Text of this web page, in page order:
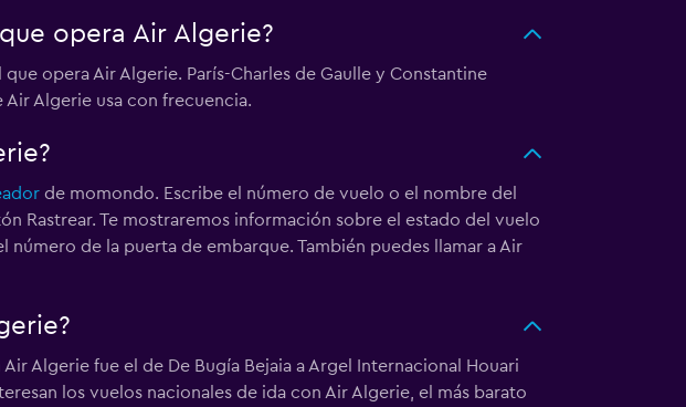
opera Air Algerie?
opera Air Algerie. París-Charles de Gaulle y Constantine
Algerie usa con frecuencia.
de momondo. Escribe el número de vuelo o el nombre del
Rastrear. Te mostraremos información sobre el estado del vuelo
de la puerta de embarque. También puedes llamar a Air
Algerie fue el de De Bugía Bejaia a Argel Internacional Houari
los vuelos nacionales de ida con Air Algerie, el más barato